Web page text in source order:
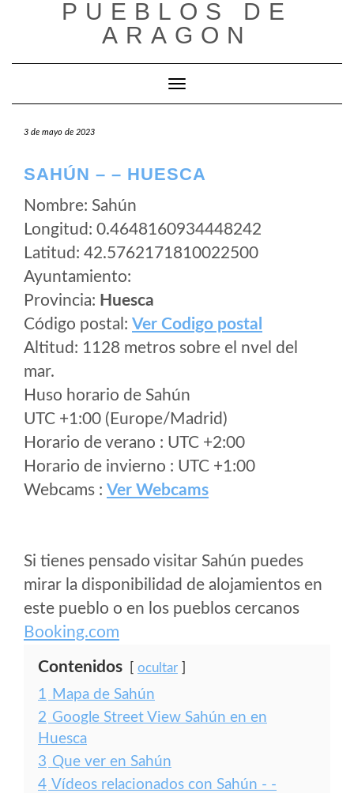
PUEBLOS DE
ARAGON
Cambiar modo de navegación
3 de mayo de 2023
SAHÚN – – HUESCA
Nombre: Sahún
Longitud: 0.4648160934448242
Latitud: 42.5762171810022500
Ayuntamiento:
Provincia: Huesca
Código postal: Ver Codigo postal
Altitud: 1128 metros sobre el nvel del
mar.
Huso horario de Sahún
UTC +1:00 (Europe/Madrid)
Horario de verano : UTC +2:00
Horario de invierno : UTC +1:00
Webcams : Ver Webcams
Si tienes pensado visitar Sahún puedes
mirar la disponibilidad de alojamientos en
este pueblo o en los pueblos cercanos
Booking.com
Contenidos ocultar
1 Mapa de Sahún
2 Google Street View Sahún en en
Huesca
3 Que ver en Sahún
4 Vídeos relacionados con Sahún - -